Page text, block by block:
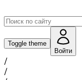
Toggle theme
Войти
/
/